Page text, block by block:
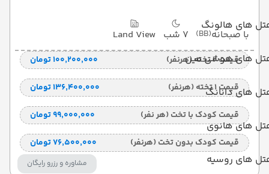
های هالونگ
های هوشی مین
های دانانگ
های هانوی
های روسیه
با صبحانه(BB) 7 شب Land View
قیمت 2 تخته (هرنفر) ۱۰۰٬۲۰۰٬۰۰۰ تومان
قیمت 1 تخته (هرنفر) ۱۳۶٬۴۰۰٬۰۰۰ تومان
قیمت کودک با تخت (هر نفر) ۹۹٬۰۰۰٬۰۰۰ تومان
قیمت کودک بدون تخت (هرنفر) ۷۶٬۵۰۰٬۰۰۰ تومان
مشاوره و رزرو رایگان